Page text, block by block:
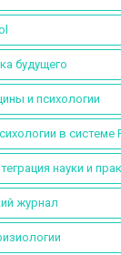
будущего
и психологии
в системе
науки и
журнал